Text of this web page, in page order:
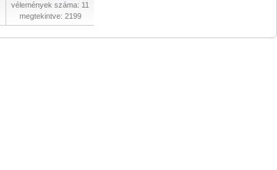
vélemények száma: 11
megtekintve: 2199